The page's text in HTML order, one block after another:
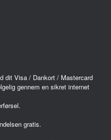
dit Visa / Dankort / Mastercard
gennem en sikret internet
gratis.